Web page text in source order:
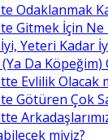
Odaklanmak
Gitmek İçin
Yeteri Kadar İyi
Da
Evlilik Olacak
Götüren Çok
miyiz?